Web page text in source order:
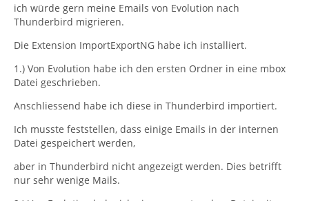
ich würde gern meine Emails von Evolution nach
Thunderbird migrieren.
Die Extension ImportExportNG habe ich installiert.
1.) Von Evolution habe ich den ersten Ordner in eine mbox
Datei geschrieben.
Anschliessend habe ich diese in Thunderbird importiert.
Ich musste feststellen, dass einige Emails in der internen
Datei gespeichert werden,
aber in Thunderbird nicht angezeigt werden. Dies betrifft
nur sehr wenige Mails.